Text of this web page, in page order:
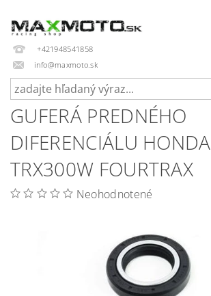
+421948541858
info@maxmoto.sk
GUFERÁ PREDNÉHO
DIFERENCIÁLU HONDA
TRX300W FOURTRAX
Neohodnotené